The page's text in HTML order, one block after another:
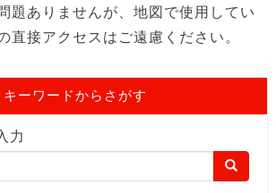
題ありませんが、地図で使用してい
直接アクセスはご遠慮ください。
キーワードからさがす
力